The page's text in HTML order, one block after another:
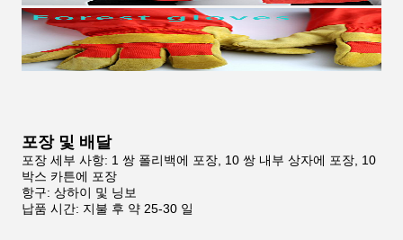
포장 및 배달
포장 세부 사항: 1 쌍 폴리백에 포장, 10 쌍 내부 상자에 포장, 10
박스 카튼에 포장
항구: 상하이 및 닝보
납품 시간: 지불 후 약 25-30 일